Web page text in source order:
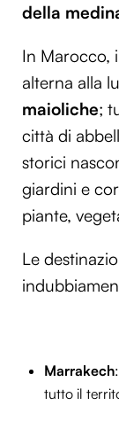
della
In Marocco,
alterna alla
maioliche;
città di
storici
giardini e
piante,
Le
Marrakech
tutto il